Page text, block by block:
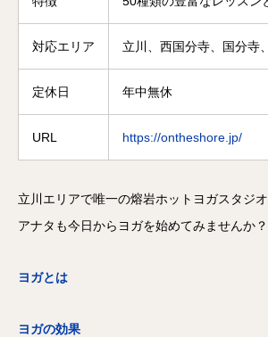
対応エリア 立川、西国分寺、国分寺
定休日 年中無休
URL https://ontheshore.jp/
立川エリアで唯一の熔岩ホットヨガスタジ
アナタも今日からヨガを始めてみませんか？
ヨガとは
ヨガの効果